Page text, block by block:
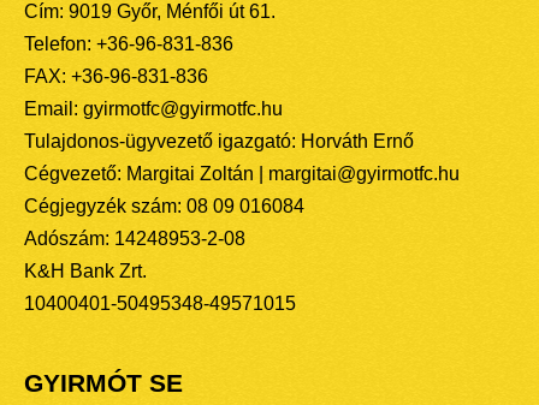
Cím: 9019 Győr, Ménfői út 61.
Telefon: +36-96-831-836
FAX: +36-96-831-836
Email: gyirmotfc@gyirmotfc.hu
Tulajdonos-ügyvezető igazgató: Horváth Ernő
Cégvezető: Margitai Zoltán | margitai@gyirmotfc.hu
Cégjegyzék szám: 08 09 016084
Adószám: 14248953-2-08
K&H Bank Zrt.
10400401-50495348-49571015
GYIRMÓT SE